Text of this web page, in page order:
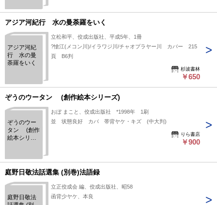
アジア河紀行 水の曼荼羅をいく
アジア河紀
行 水の曼
荼羅をいく
立松和平、佼成出版社、平成5年、1冊
?愴江(メコン川)/イラワジ川/チャオプラヤー川 カバー 215
頁 B6判
杉波書林
￥650
ぞうのウータン (創作絵本シリーズ)
ぞうのウー
タン (創作
絵本シリー
おぼ まこと、佼成出版社 *1998年 1刷
並 状態良好 カバ 帯背ヤケ・キズ (中大判)
りら書店
￥900
庭野日敬法話選集 (別巻)法語録
庭野日敬法
立正佼成会 編、佼成出版社、昭58
函背少ヤケ、本良